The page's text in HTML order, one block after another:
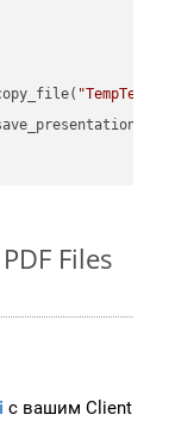
Files
с вашим Client